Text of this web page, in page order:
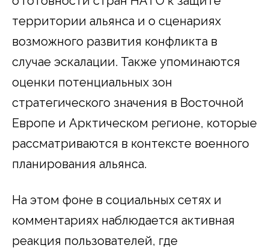
территории альянса и о сценариях
возможного развития конфликта в
случае эскалации. Также упоминаются
оценки потенциальных зон
стратегического значения в Восточной
Европе и Арктическом регионе, которые
рассматриваются в контексте военного
планирования альянса.
На этом фоне в социальных сетях и
комментариях наблюдается активная
реакция пользователей, где